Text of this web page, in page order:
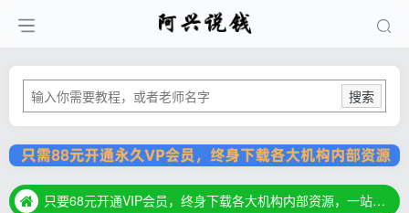
搜索
只要68元开通VIP会员，终身下载各大机构内部资源，一站式草根创业基地，最新最强网赚教程大全，小投入，大回报！
只要68元开通VIP会员，终身下载各大机构内部资源，一站式草根创业基地，最新最强网赚教程大全，小投入，大回报！